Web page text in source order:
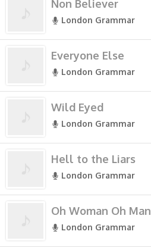
Non Believer
London Grammar
Everyone Else
London Grammar
Wild Eyed
London Grammar
Hell to the Liars
London Grammar
Oh Woman Oh Man
London Grammar